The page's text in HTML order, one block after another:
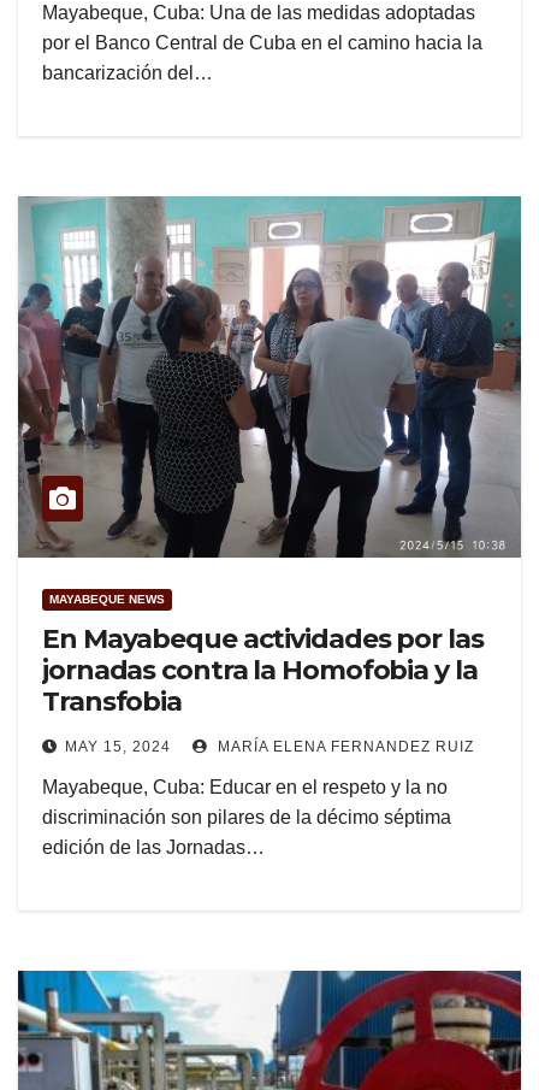
Mayabeque, Cuba: Una de las medidas adoptadas
por el Banco Central de Cuba en el camino hacia la
bancarización del…
MAYABEQUE NEWS
En Mayabeque actividades por las
jornadas contra la Homofobia y la
Transfobia
MAY 15, 2024 MARÍA ELENA FERNANDEZ RUIZ
Mayabeque, Cuba: Educar en el respeto y la no
discriminación son pilares de la décimo séptima
edición de las Jornadas…